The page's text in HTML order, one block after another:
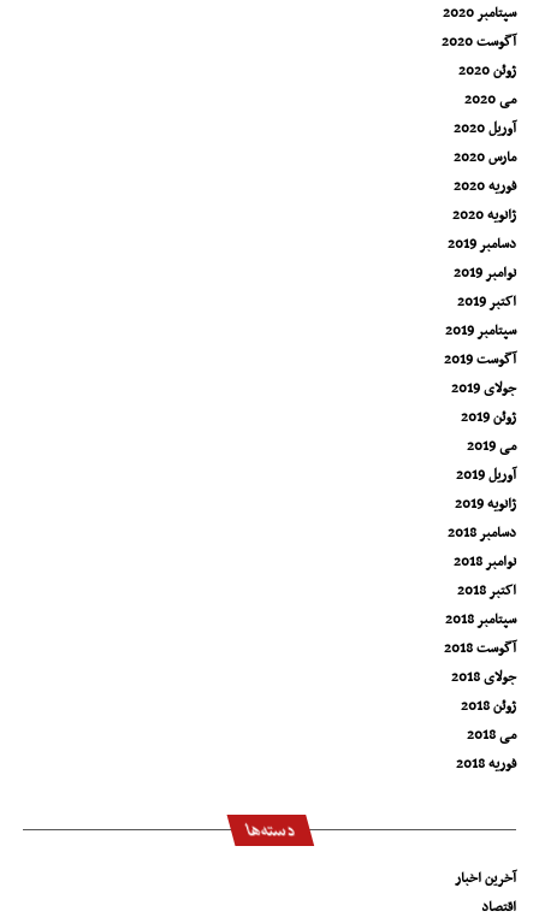
سپتامبر 2020
آگوست 2020
ژوئن 2020
می 2020
آوریل 2020
مارس 2020
فوریه 2020
ژانویه 2020
دسامبر 2019
نوامبر 2019
اکتبر 2019
سپتامبر 2019
آگوست 2019
جولای 2019
ژوئن 2019
می 2019
آوریل 2019
ژانویه 2019
دسامبر 2018
نوامبر 2018
اکتبر 2018
سپتامبر 2018
آگوست 2018
جولای 2018
ژوئن 2018
می 2018
فوریه 2018
دسته‌ها
آخرین اخبار
اقتصاد